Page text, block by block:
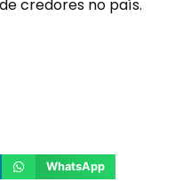
credores no país.
WhatsApp